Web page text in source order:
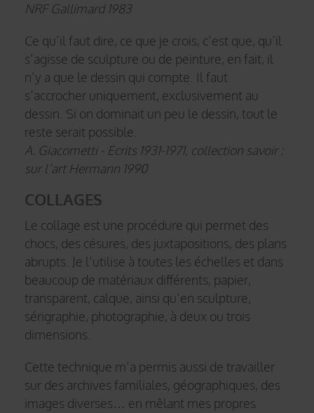
NRF Gallimard 1983
Ce qu’il faut dire, ce que je crois, c’est que, qu’il
s’agisse de sculpture ou de peinture, en fait, il
n’y a que le dessin qui compte. Il faut
s’accrocher uniquement, exclusivement au
dessin. Si on dominait un peu le dessin, tout le
reste serait possible.
A. Giacometti - Ecrits 1931-1971, collection savoir :
sur l’art Hermann 1990
COLLAGES
Le collage est une procédure qui permet des
chocs, des césures, des juxtapositions, des plans
abrupts. Je l’utilise à toutes les échelles et dans
beaucoup de matériaux différents, papier,
transparent, calque, ainsi qu’en sculpture,
sérigraphie, photographie, à deux ou trois
dimensions.
Cette technique m’a permis aussi de travailler
sur des archives familiales, géographiques, des
images diverses… en mêlant mes propres